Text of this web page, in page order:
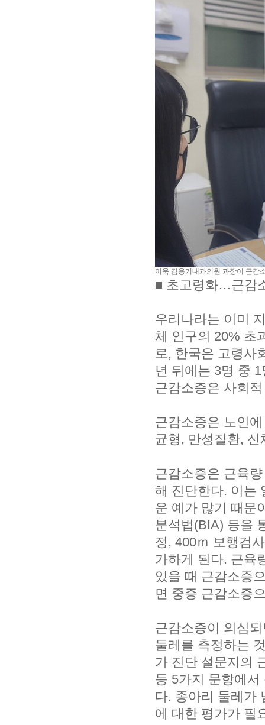
이욱 김용기내과의원 과장이 근감
■ 초고령화…근감
우리나라는 이미
체 인구의 20% 초
로, 한국은 고령사
년 뒤에는 3명 중
근감소증은 사회
근감소증은 노인
균형, 만성질환,
근감소증은 근육
해 진단한다. 이는
운 예가 많기 때문
분석법(BIA) 등을
정, 400ｍ 보행검
가하게 된다. 근육
있을 때 근감소증
면 중증 근감소증
근감소증이 의심
둘레를 측정하는
가 진단 설문지의
등 5가지 문항에
다. 종아리 둘레가
에 대한 평가가 필